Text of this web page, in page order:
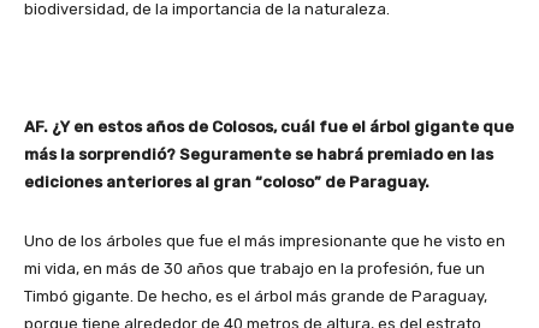
biodiversidad, de la importancia de la naturaleza.
AF. ¿Y en estos años de Colosos, cuál fue el árbol gigante que
más la sorprendió? Seguramente se habrá premiado en las
ediciones anteriores al gran “coloso” de Paraguay.
Uno de los árboles que fue el más impresionante que he visto en
mi vida, en más de 30 años que trabajo en la profesión, fue un
Timbó gigante. De hecho, es el árbol más grande de Paraguay,
porque tiene alrededor de 40 metros de altura, es del estrato